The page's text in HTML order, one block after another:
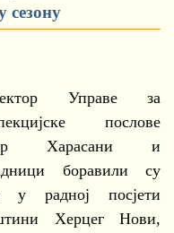
сезону
Управе за
послове
Харасани и
боравили су
у радној посјети
Херцег Нови,